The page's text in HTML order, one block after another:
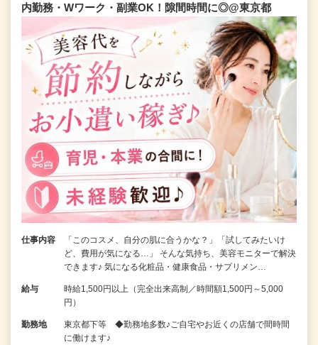
内勤務・Wワーク・副業OK！隙間時間に◎@東京都
仕事内容
「このコスメ、自分の肌に合うかな？」「試してみたいけ
ど、費用が気になる…」 そんな気持ち、美容モニターで解決
できます♪ 気になる化粧品・健康食品・サプリメン…
給与
時給1,500円以上（完全出来高制／時間額1,500円～5,000
円）
勤務地
東京都下等 ◆勤務地多数♪ご自宅やお近くの店舗で間時間
に働けます♪